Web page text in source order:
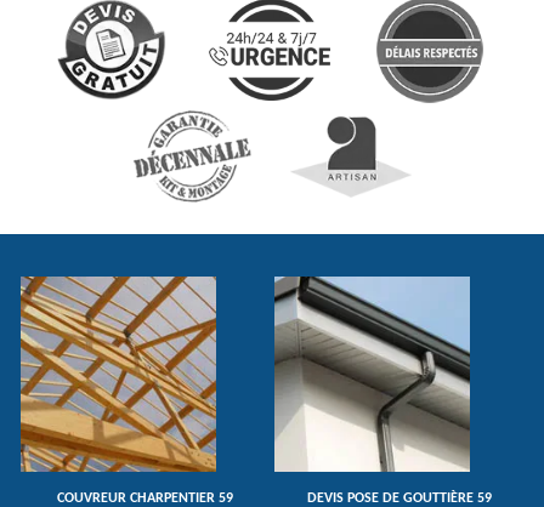
COUVREUR CHARPENTIER 59 DEVIS POSE DE GOUTTIÈRE 59